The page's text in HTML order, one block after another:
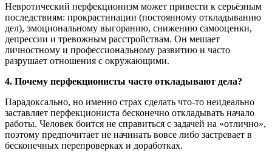
Невротический перфекционизм может привести к серьёзным
последствиям: прокрастинации (постоянному откладыванию
дел), эмоциональному выгоранию, снижению самооценки,
депрессии и тревожным расстройствам. Он мешает
личностному и профессиональному развитию и часто
разрушает отношения с окружающими.
4. Почему перфекционисты часто откладывают дела?
Парадоксально, но именно страх сделать что-то неидеально
заставляет перфекциониста бесконечно откладывать начало
работы. Человек боится не справиться с задачей на «отлично»,
поэтому предпочитает не начинать вовсе либо застревает в
бесконечных перепроверках и доработках.